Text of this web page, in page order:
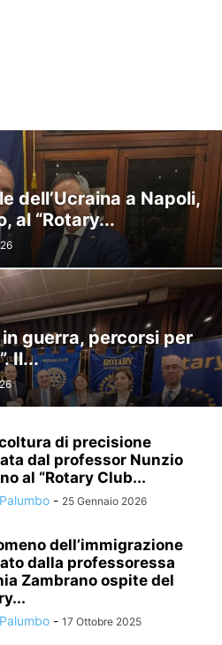
dell’Ucraina a Napoli,
al “Rotary...
guerra, percorsi per
Il...
di precisione
dal professor Nunzio
al “Rotary Club...
- 25 Gennaio 2026
dell’immigrazione
dalla professoressa
Zambrano ospite del
- 17 Ottobre 2025